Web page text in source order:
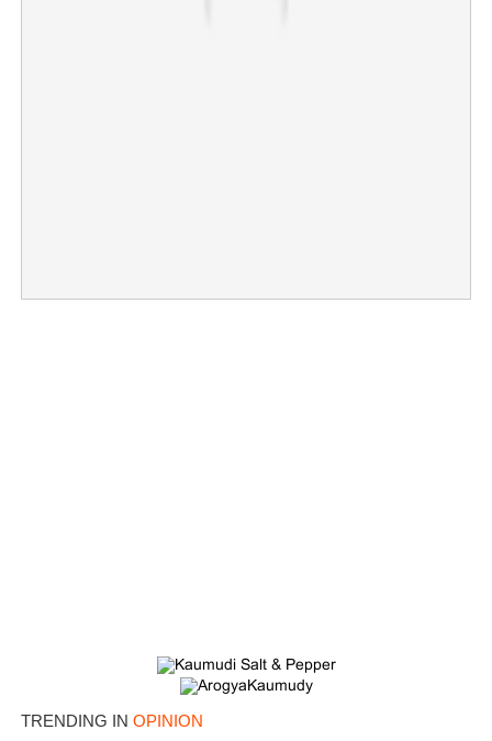
TRENDING IN OPINION